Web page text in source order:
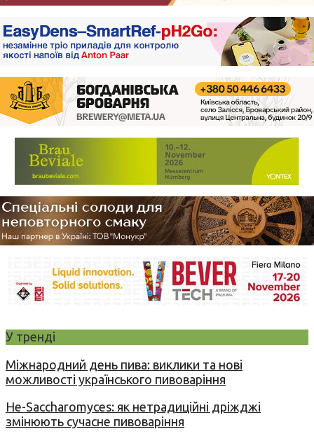
У тренді
Міжнародний день пива: виклики та нові
можливості українського пивоваріння
Не-Saccharomyces: як нетрадиційні дріжджі
змінюють сучасне пивоваріння